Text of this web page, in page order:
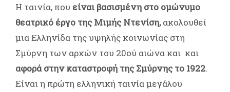
Η ταινία, που είναι βασισμένη στο ομώνυμο
θεατρικό έργο της Μιμής Ντενίση,ακολουθεί
μια Ελληνίδα της υψηλής κοινωνίας στη
Σμύρνη των αρχών του 20ού αιώνα και και
αφορά στην καταστροφή της Σμύρνης το 1922.
Είναι η πρώτη ελληνική ταινία μεγάλου